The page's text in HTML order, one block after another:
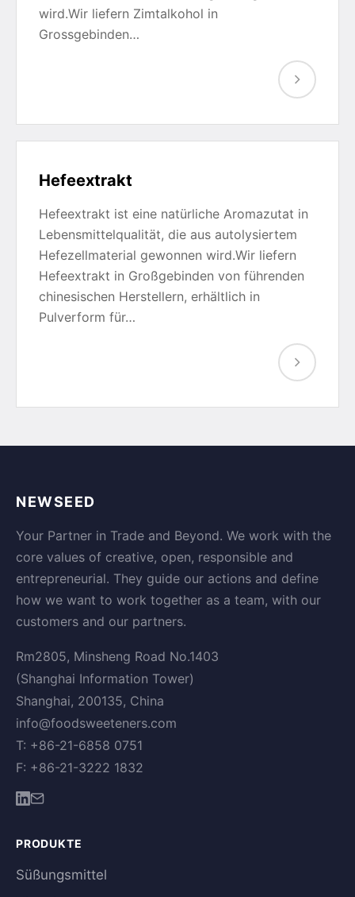
wird.Wir liefern Zimtalkohol in
Grossgebinden…
Hefeextrakt
Hefeextrakt ist eine natürliche Aromazutat in
Lebensmittelqualität, die aus autolysiertem
Hefezellmaterial gewonnen wird.Wir liefern
Hefeextrakt in Großgebinden von führenden
chinesischen Herstellern, erhältlich in
Pulverform für…
NEWSEED
Your Partner in Trade and Beyond. We work with the
core values of creative, open, responsible and
entrepreneurial. They guide our actions and define
how we want to work together as a team, with our
customers and our partners.
Rm2805, Minsheng Road No.1403
(Shanghai Information Tower)
Shanghai, 200135, China
info@foodsweeteners.com
T: +86-21-6858 0751
F: +86-21-3222 1832
PRODUKTE
Süßungsmittel